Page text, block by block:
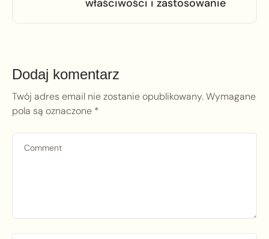
właściwości i zastosowanie
Dodaj komentarz
Twój adres email nie zostanie opublikowany.Wymagane
pola są oznaczone *